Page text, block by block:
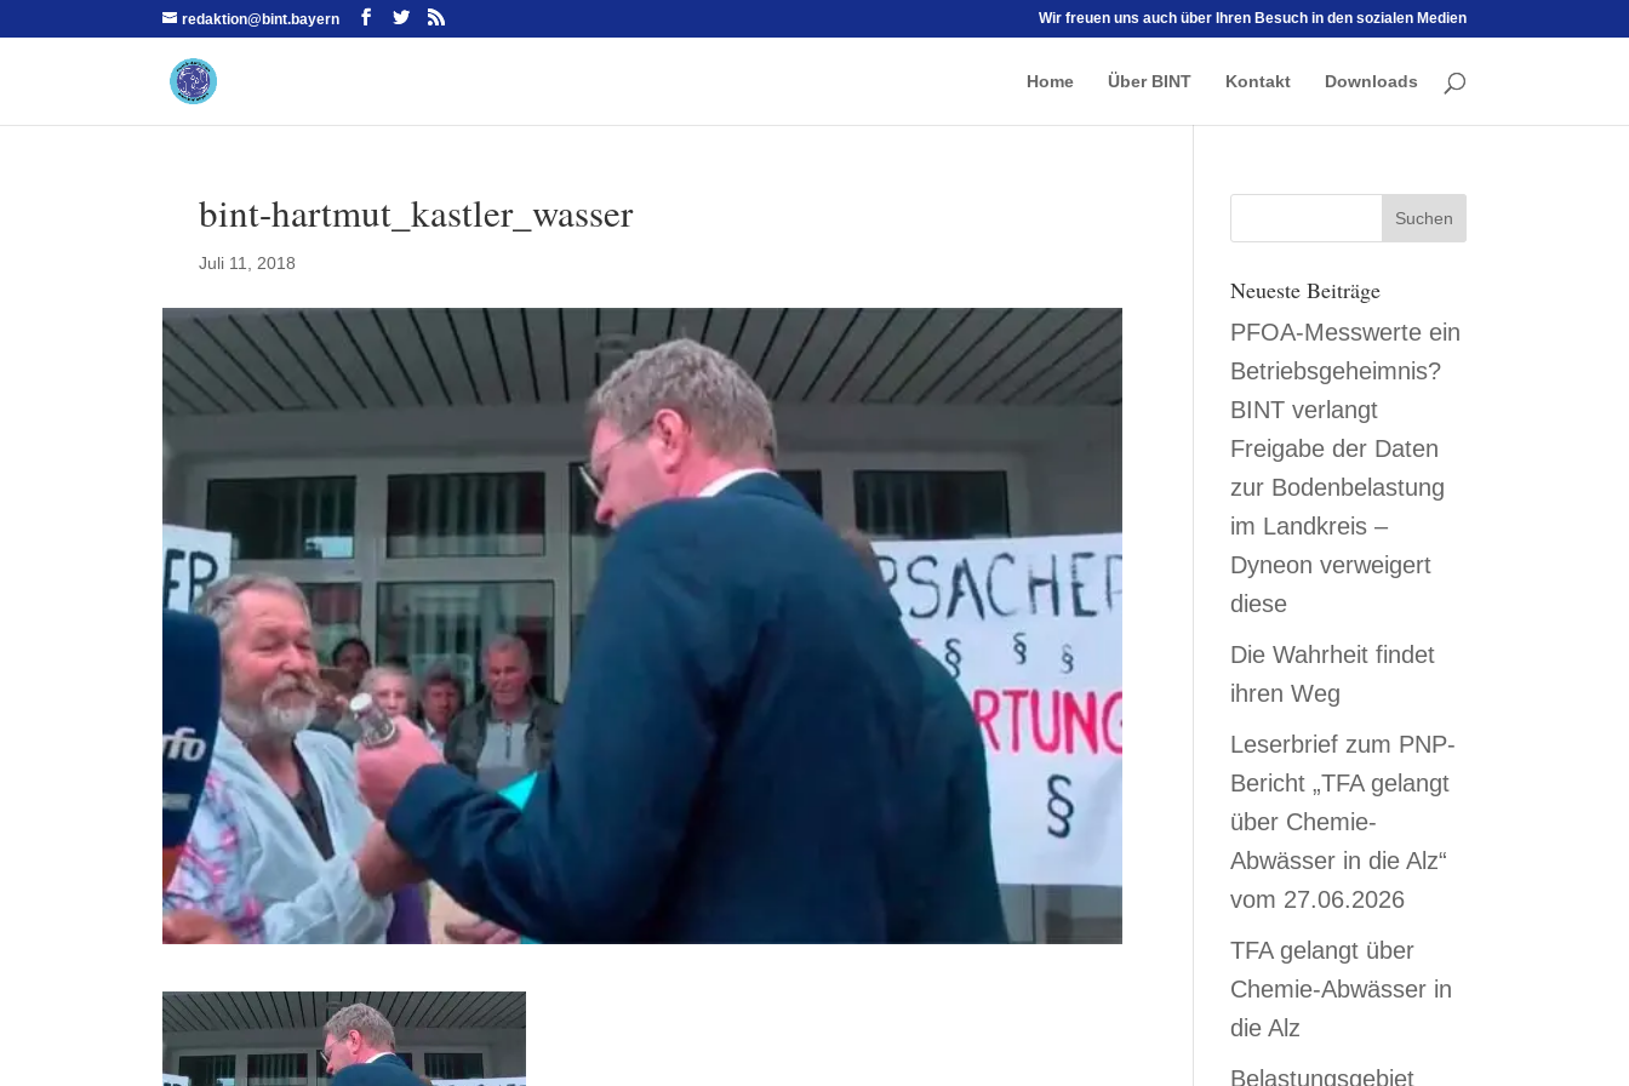
redaktion@bint.bayern Wir freuen uns auch über Ihren Besuch in den sozialen Medien
Home Über BINT Kontakt Downloads
bint-hartmut_kastler_wasser
Juli 11, 2018
Neueste Beiträge
PFOA-Messwerte ein
Betriebsgeheimnis?
BINT verlangt
Freigabe der Daten
zur Bodenbelastung
im Landkreis –
Dyneon verweigert
diese
Die Wahrheit findet
ihren Weg
Leserbrief zum PNP-
Bericht „TFA gelangt
über Chemie-
Abwässer in die Alz“
vom 27.06.2026
TFA gelangt über
Chemie-Abwässer in
die Alz
Belastungsgebiet